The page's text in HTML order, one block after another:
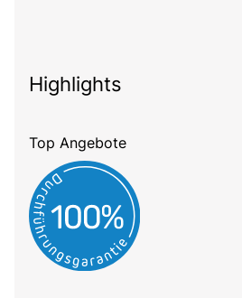
Highlights
Top Angebote